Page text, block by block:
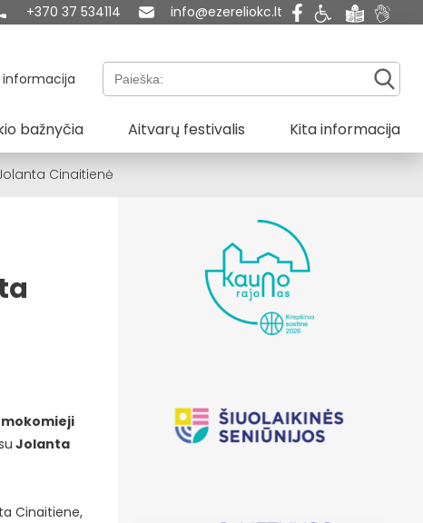
+370 37 534114 info@ezereliokc.lt
Paieška:
bažnyčia Aitvarų festivalis Kita informacija
Cinaitienė
mokomieji
Jolanta
Cinaitiene,